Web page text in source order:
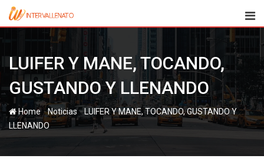
Skip
LUIFER Y MANE, TOCANDO,
GUSTANDO Y LLENANDO
Home-Noticias-LUIFER Y MANE, TOCANDO, GUSTANDO Y
LLENANDO